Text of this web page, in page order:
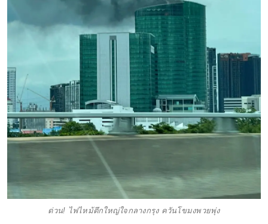
ด่วน! ไฟไหม้ตึกใหญ่ใจกลางกรุง ควันโขมงพวยพุ่ง